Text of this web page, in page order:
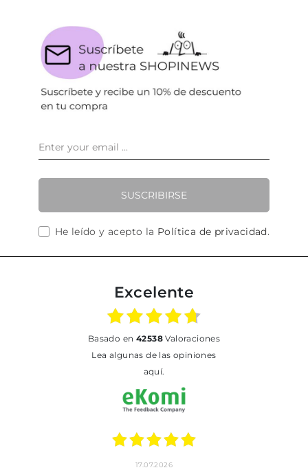
SUSCRIBIRSE
He leído y acepto la Política de privacidad.
Excelente
basado en 42538Valoraciones
Lea algunas de las opiniones
aquí.
17.07.2026